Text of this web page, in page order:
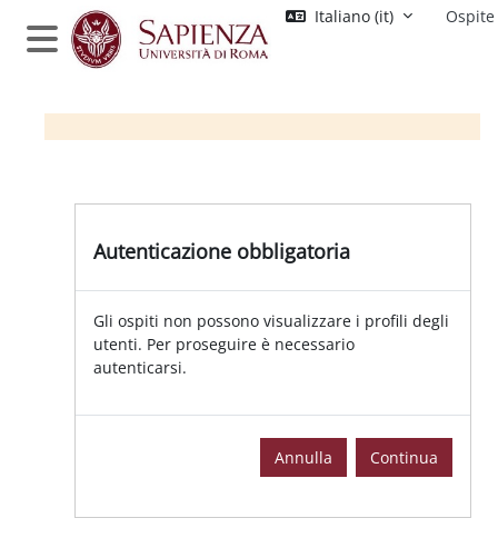
Vai al contenuto principale
Pannello laterale
Italiano ‎(it)‎ Ospite
Autenticazione obbligatoria
Gli ospiti non possono visualizzare i profili degli
utenti. Per proseguire è necessario
autenticarsi.
Annulla Continua